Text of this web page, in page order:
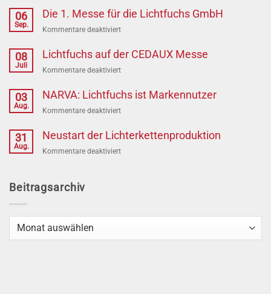
Voß
06
Sep.
Die 1. Messe für die Lichtfuchs GmbH
Kommentare deaktiviertfür
1.
für
Lichtfuchs
GmbH
08
Juli
Lichtfuchs auf der CEDAUX Messe
Kommentare deaktiviertfür
auf
CEDAUX
03
Aug.
NARVA: Lichtfuchs ist Markennutzer
Kommentare deaktiviertfür
Lichtfuchs
Markennutzer
31
Aug.
Neustart der Lichterkettenproduktion
Kommentare deaktiviertfür
Beitragsarchiv
Beitragsarchiv